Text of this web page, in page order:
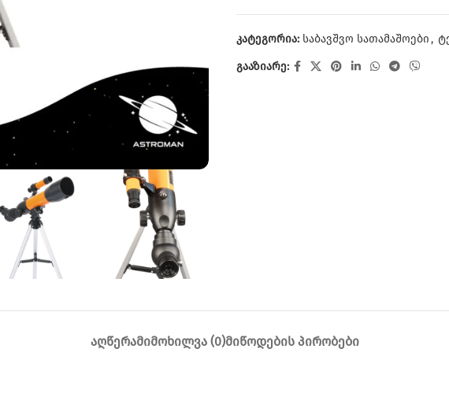
კატეგორია: საბავშვო სათამაშოები,
გააზიარე:
ᲐᲦᲬᲔᲠᲐᲛᲘᲛᲝᲮᲘᲚᲕᲐ (0)ᲛᲘᲬᲝᲓᲔᲑᲘᲡ ᲞᲘᲠᲝᲑᲔᲑᲘ